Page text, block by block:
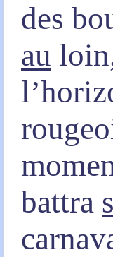
des
au
battra